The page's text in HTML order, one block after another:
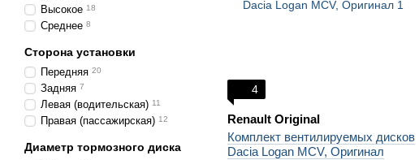
4
Renault Original
Комплект вентилируемых дисков
Dacia Logan MCV, Оригинал
Высокое 18
Среднее 8
Сторона установки
Передняя 20
Задняя 7
Левая (водительская) 11
Правая (пассажирская) 12
Диаметр тормозного диска